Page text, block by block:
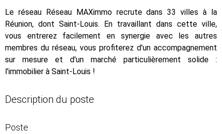
Le réseau Réseau MAXimmo recrute dans 33 villes à la
Réunion, dont Saint-Louis. En travaillant dans cette ville,
vous entrerez facilement en synergie avec les autres
membres du réseau, vous profiterez d'un accompagnement
sur mesure et d'un marché particulièrement solide :
l'immobilier à Saint-Louis !
Description du poste
Poste